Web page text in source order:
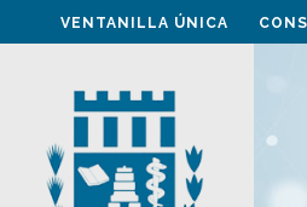
VENTANILLA ÚNICA